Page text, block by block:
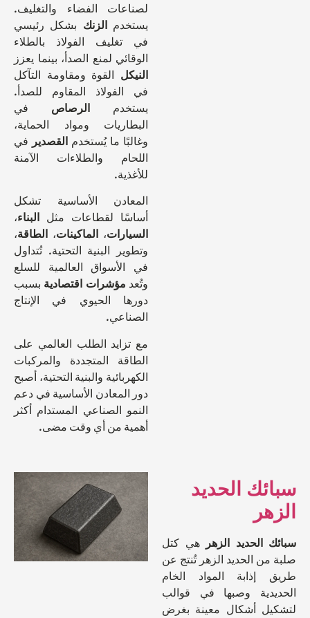
لصناعات الفضاء والتغليف.
يستخدمالزنكبشكل رئيسي
في تغليف الفولاذ بالطلاء
الوقائي لمنع الصدأ، بينما يعزز
القوة ومقاومة التآكل
في الفولاذ المقاوم للصدأ.
يستخدمالرصاصفي
البطاريات ومواد الحماية،
وغالبًا ما يُستخدمالقصديرفي
اللحام والطلاءات الآمنة
المعادن الأساسية تشكل
أساسًا لقطاعات مثلالبناء،
السيارات،الماكينات،الطاقة،
وتطوير البنية التحتية. تُتداول
في الأسواق العالمية للسلع
مؤشرات اقتصاديةبسبب
دورها الحيوي في الإنتاج
الصناعي.
مع تزايد الطلب العالمي على
الطاقة المتجددة والمركبات
الكهربائية والبنية التحتية، أصبح
دور المعادن الأساسية في دعم
النمو الصناعي المستدام أكثر
أهمية من أي وقت مضى.
الحديد
الحديد الزهرهي كتل
الحديد الزهر تُنتج عن
إذابة المواد الخام
وصبها في قوالب
أشكال معينة بغرض